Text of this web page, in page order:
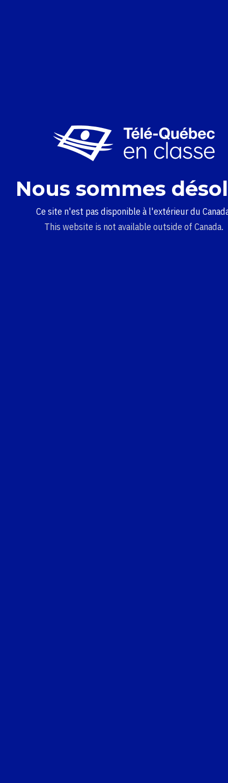
Nous sommes
Ce site n'est pas disponible à l'extérieur du
This website is not available outside of Canada.